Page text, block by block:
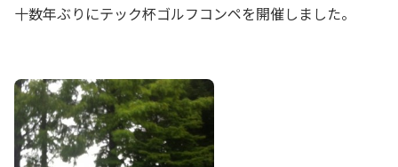
十数年ぶりにテック杯ゴルフコンペを開催しました。